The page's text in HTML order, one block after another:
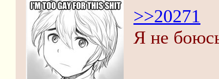
>>20271
Я не